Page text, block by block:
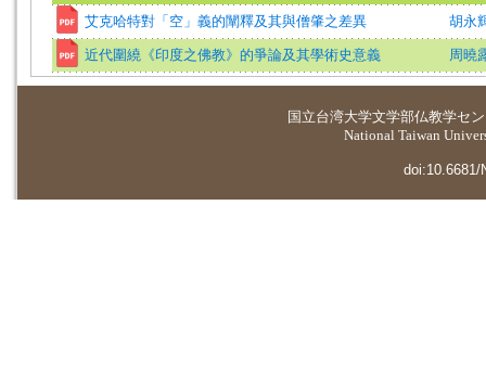
艾克哈特對「空」義的闡釋及其與僧肇之差異 胡永
近代圍繞《印度之佛教》的爭論及其學術史意義 周曉
国立台湾大学文学部仏教学セ
National Taiwan
doi:10.6681/